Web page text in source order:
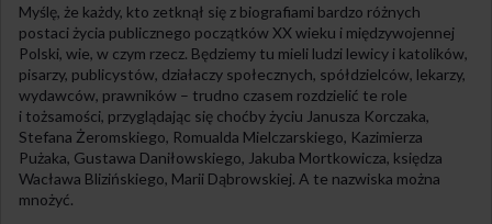
Myślę, że każdy, kto zetknął się z biografiami bardzo różnych
postaci życia publicznego początków XX wieku i międzywojennej
Polski, wie, w czym rzecz. Będziemy tu mieli ludzi lewicy i katolików,
pisarzy, publicystów, działaczy społecznych, spółdzielców, lekarzy,
wydawców, prawników – trudno czasem rozdzielić te role
i tożsamości, przyglądając się choćby życiu Janusza Korczaka,
Stefana Żeromskiego, Romualda Mielczarskiego, Kazimierza
Pużaka, Gustawa Daniłowskiego, Jakuba Mortkowicza, księdza
Wacława Blizińskiego, Marii Dąbrowskiej. A te nazwiska można
mnożyć.